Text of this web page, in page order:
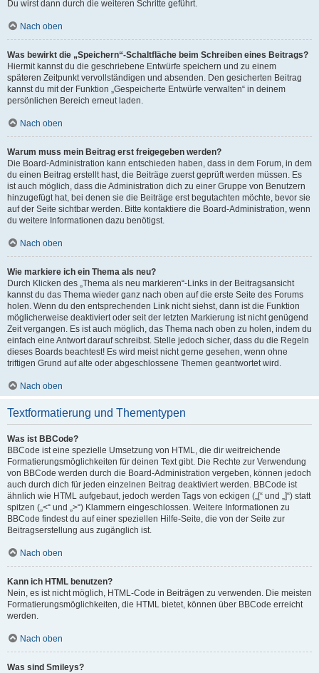
Du wirst dann durch die weiteren Schritte geführt.
Nach oben
Was bewirkt die „Speichern“-Schaltfläche beim Schreiben eines Beitrags?
Hiermit kannst du die geschriebene Entwürfe speichern und zu einem
späteren Zeitpunkt vervollständigen und absenden. Den gesicherten Beitrag
kannst du mit der Funktion „Gespeicherte Entwürfe verwalten“ in deinem
persönlichen Bereich erneut laden.
Nach oben
Warum muss mein Beitrag erst freigegeben werden?
Die Board-Administration kann entschieden haben, dass in dem Forum, in dem
du einen Beitrag erstellt hast, die Beiträge zuerst geprüft werden müssen. Es
ist auch möglich, dass die Administration dich zu einer Gruppe von Benutzern
hinzugefügt hat, bei denen sie die Beiträge erst begutachten möchte, bevor sie
auf der Seite sichtbar werden. Bitte kontaktiere die Board-Administration, wenn
du weitere Informationen dazu benötigst.
Nach oben
Wie markiere ich ein Thema als neu?
Durch Klicken des „Thema als neu markieren“-Links in der Beitragsansicht
kannst du das Thema wieder ganz nach oben auf die erste Seite des Forums
holen. Wenn du den entsprechenden Link nicht siehst, dann ist die Funktion
möglicherweise deaktiviert oder seit der letzten Markierung ist nicht genügend
Zeit vergangen. Es ist auch möglich, das Thema nach oben zu holen, indem du
einfach eine Antwort darauf schreibst. Stelle jedoch sicher, dass du die Regeln
dieses Boards beachtest! Es wird meist nicht gerne gesehen, wenn ohne
triftigen Grund auf alte oder abgeschlossene Themen geantwortet wird.
Nach oben
Textformatierung und Thementypen
Was ist BBCode?
BBCode ist eine spezielle Umsetzung von HTML, die dir weitreichende
Formatierungsmöglichkeiten für deinen Text gibt. Die Rechte zur Verwendung
von BBCode werden durch die Board-Administration vergeben, können jedoch
auch durch dich für jeden einzelnen Beitrag deaktiviert werden. BBCode ist
ähnlich wie HTML aufgebaut, jedoch werden Tags von eckigen („[“ und „]“) statt
spitzen („<“ und „>“) Klammern eingeschlossen. Weitere Informationen zu
BBCode findest du auf einer speziellen Hilfe-Seite, die von der Seite zur
Beitragserstellung aus zugänglich ist.
Nach oben
Kann ich HTML benutzen?
Nein, es ist nicht möglich, HTML-Code in Beiträgen zu verwenden. Die meisten
Formatierungsmöglichkeiten, die HTML bietet, können über BBCode erreicht
werden.
Nach oben
Was sind Smileys?